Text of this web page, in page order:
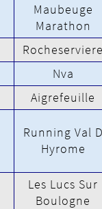
Maubeuge
Marathon
Nva
Aigrefeuille
Running Val
Hyrome
Les Lucs Sur
Boulogne